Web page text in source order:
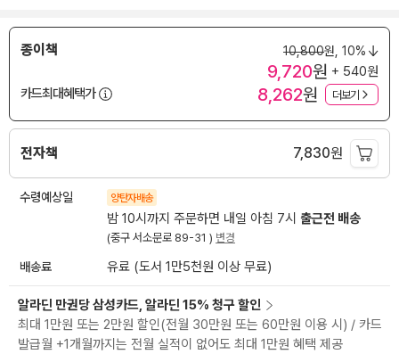
종이책 10,800원, 10%
9,720원 + 540원
카드최대혜택가
8,262원 더보기
전자책 7,830원
수령예상일 양탄자배송
밤 10시까지 주문하면 내일 아침 7시 출근전 배송
(중구 서소문로 89-31 ) 변경
배송료 유료 (도서 1만5천원 이상 무료)
알라딘 만권당 삼성카드, 알라딘 15% 청구 할인
최대 1만원 또는 2만원 할인(전월 30만원 또는 60만원 이용 시) / 카드
발급월 +1개월까지는 전월 실적이 없어도 최대 1만원 혜택 제공